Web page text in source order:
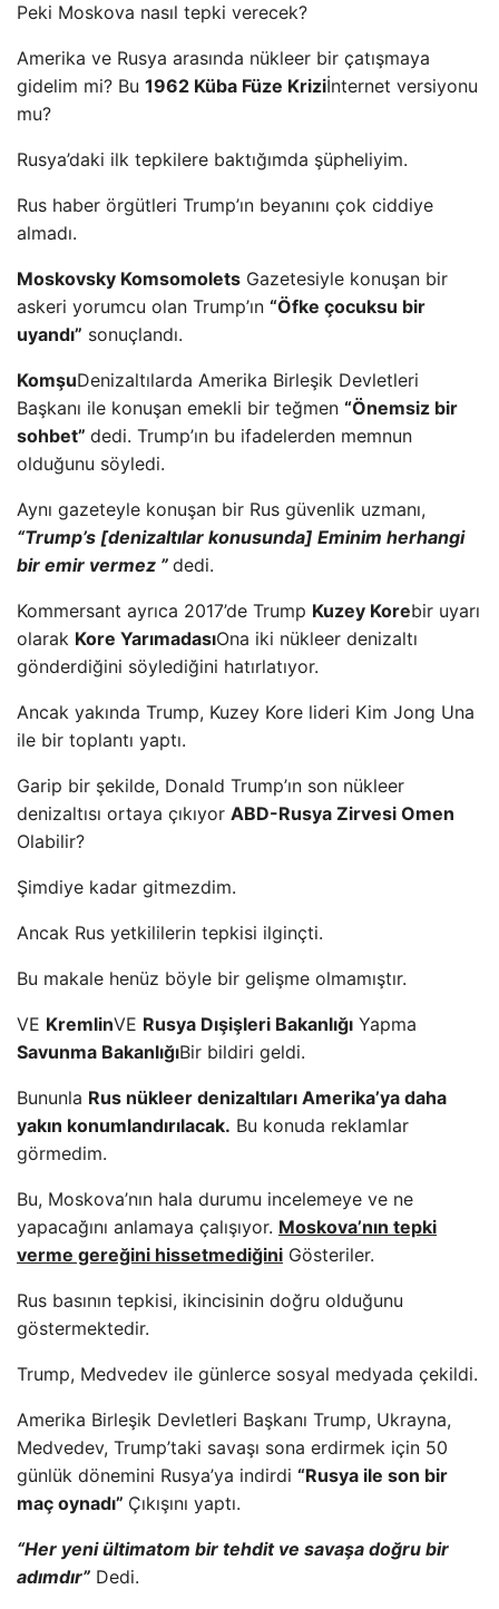
Peki Moskova nasıl tepki verecek?
Amerika ve Rusya arasında nükleer bir çatışmaya
gidelim mi? Bu 1962 Küba Füze Kriziİnternet versiyonu
mu?
Rusya’daki ilk tepkilere baktığımda şüpheliyim.
Rus haber örgütleri Trump’ın beyanını çok ciddiye
almadı.
Moskovsky Komsomolets Gazetesiyle konuşan bir
askeri yorumcu olan Trump’ın “Öfke çocuksu bir
uyandı” sonuçlandı.
KomşuDenizaltılarda Amerika Birleşik Devletleri
Başkanı ile konuşan emekli bir teğmen “Önemsiz bir
sohbet” dedi. Trump’ın bu ifadelerden memnun
olduğunu söyledi.
Aynı gazeteyle konuşan bir Rus güvenlik uzmanı,
“Trump’s [denizaltılar konusunda] Eminim herhangi
bir emir vermez ” dedi.
Kommersant ayrıca 2017’de Trump Kuzey Korebir uyarı
olarak Kore YarımadasıOna iki nükleer denizaltı
gönderdiğini söylediğini hatırlatıyor.
Ancak yakında Trump, Kuzey Kore lideri Kim Jong Una
ile bir toplantı yaptı.
Garip bir şekilde, Donald Trump’ın son nükleer
denizaltısı ortaya çıkıyor ABD-Rusya Zirvesi Omen
Olabilir?
Şimdiye kadar gitmezdim.
Ancak Rus yetkililerin tepkisi ilginçti.
Bu makale henüz böyle bir gelişme olmamıştır.
VE KremlinVE Rusya Dışişleri Bakanlığı Yapma
Savunma BakanlığıBir bildiri geldi.
Bununla Rus nükleer denizaltıları Amerika’ya daha
yakın konumlandırılacak. Bu konuda reklamlar
görmedim.
Bu, Moskova’nın hala durumu incelemeye ve ne
yapacağını anlamaya çalışıyor. Moskova’nın tepki
verme gereğini hissetmediğini Gösteriler.
Rus basının tepkisi, ikincisinin doğru olduğunu
göstermektedir.
Trump, Medvedev ile günlerce sosyal medyada çekildi.
Amerika Birleşik Devletleri Başkanı Trump, Ukrayna,
Medvedev, Trump’taki savaşı sona erdirmek için 50
günlük dönemini Rusya’ya indirdi “Rusya ile son bir
maç oynadı” Çıkışını yaptı.
“Her yeni ültimatom bir tehdit ve savaşa doğru bir
adımdır” Dedi.